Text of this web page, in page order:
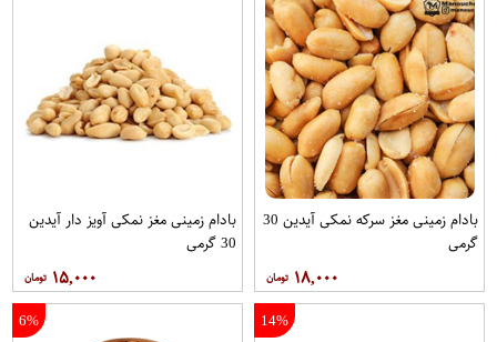
بادام زمینی مغز سرکه نمکی آیدین 30
گرمی
۱۸,۰۰۰
بادام زمینی مغز نمکی آویز دار آیدین
30 گرمی
۱۵,۰۰۰
14%
6%